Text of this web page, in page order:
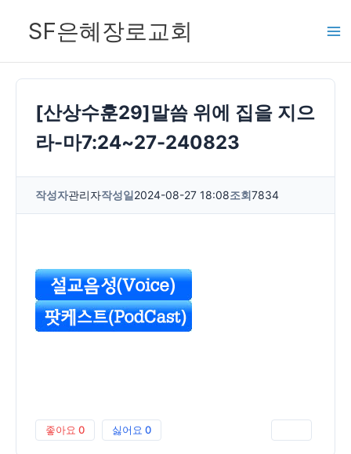
SF은혜장로교회
[산상수훈29]말씀 위에 집을 지으
라-마7:24~27-240823
작성자관리자작성일2024-08-27 18:08조회7834
좋아요 0 싫어요 0